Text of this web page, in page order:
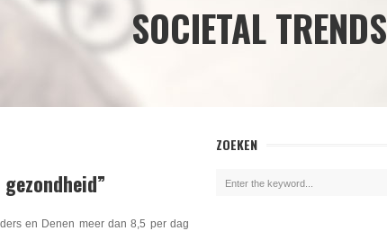
SOCIETAL TRENDS
en Denen meer dan 8,5 per dag
ZOEKEN